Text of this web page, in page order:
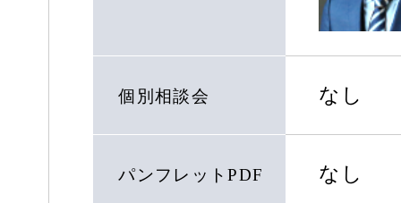
個別相談会 なし
パンフレットPDF なし